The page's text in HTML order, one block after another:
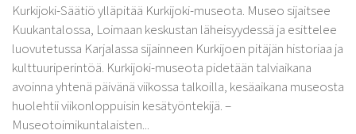
Kurkijoki-Säätiö ylläpitää Kurkijoki-museota. Museo sijaitsee
Kuukantalossa, Loimaan keskustan läheisyydessä ja esittelee
luovutetussa Karjalassa sijainneen Kurkijoen pitäjän historiaa ja
kulttuuriperintöä. Kurkijoki-museota pidetään talviaikana
avoinna yhtenä päivänä viikossa talkoilla, kesäaikana museosta
huolehtii viikonloppuisin kesätyöntekijä. –
Museotoimikuntalaisten...